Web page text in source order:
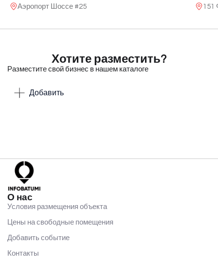
Аэропорт Шоссе #25 151
Хотите разместить?
Разместите свой бизнес в нашем каталоге
Добавить
О нас
Условия размещения объекта
Цены на свободные помещения
Добавить событие
Контакты